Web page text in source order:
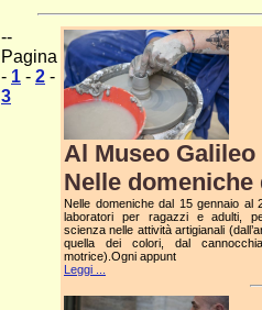
--
Pagina
- 1 - 2 -
3
Al Museo
Nelle domeniche
Nelle domeniche dal 15 gennaio al
laboratori per ragazzi e adulti,
scienza nelle attività artigianali
quella dei colori, dal
motrice).Ogni appunt
Leggi ...